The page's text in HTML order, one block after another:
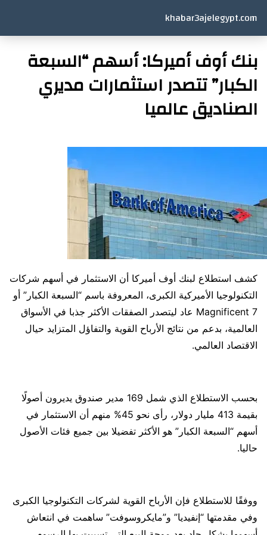
khabar3ajelegypt.com
بنك أوف أميركا: أسهم “السبعة
الكبار” تتصدر استثمارات مديري
الصناديق عالميا
كشف استطلاع لبنك أوف أميركا أن الاستثمار في أسهم شركات
التكنولوجيا الأميركية الكبرى، المعروفة باسم “السبعة الكبار” أو
7 Magnificent عاد ليتصدر الصفقات الأكثر جذبا في الأسواق
العالمية، بدعم من نتائج الأرباح القوية والتفاؤل المتزايد حيال
الاقتصاد العالمي.
بحسب الاستطلاع الذي شمل 169 مدير صندوق يديرون أصولًا
بقيمة 413 مليار دولار، رأى نحو 45% منهم أن الاستثمار في
أسهم “السبعة الكبار” هو الأكثر تفضيلا بين جميع فئات الأصول
حاليا.
ووفقًا للاستطلاع فإن الأرباح القوية لشركات التكنولوجيا الكبرى
وفي مقدمتها “إنفيديا” و”مايكروسوفت” ساهمت في انتعاش